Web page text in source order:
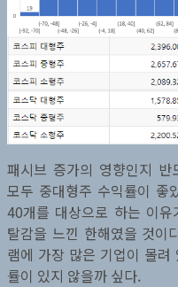
패시브 증가의 영향인지
모두 중대형주 수익률이 좋
40개를 대상으로 하는 이
탈감을 느낀 한해였을 것이
램에 가장 많은 기업이 몰
률이 있지 않을까 싶다.